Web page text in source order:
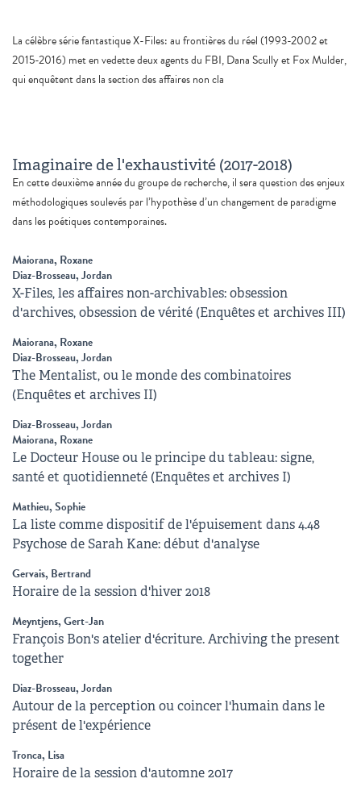
La célèbre série fantastique X-Files: au frontières du réel (1993-2002 et
2015-2016) met en vedette deux agents du FBI, Dana Scully et Fox Mulder,
qui enquêtent dans la section des affaires non cla
Imaginaire de l'exhaustivité (2017-2018)
En cette deuxième année du groupe de recherche, il sera question des enjeux
méthodologiques soulevés par l’hypothèse d’un changement de paradigme
dans les poétiques contemporaines.
Maiorana, Roxane
Diaz-Brosseau, Jordan
X-Files, les affaires non-archivables: obsession
d'archives, obsession de vérité (Enquêtes et archives III)
Maiorana, Roxane
Diaz-Brosseau, Jordan
The Mentalist, ou le monde des combinatoires
(Enquêtes et archives II)
Diaz-Brosseau, Jordan
Maiorana, Roxane
Le Docteur House ou le principe du tableau: signe,
santé et quotidienneté (Enquêtes et archives I)
Mathieu, Sophie
La liste comme dispositif de l'épuisement dans 4.48
Psychose de Sarah Kane: début d'analyse
Gervais, Bertrand
Horaire de la session d'hiver 2018
Meyntjens, Gert-Jan
François Bon's atelier d'écriture. Archiving the present
together
Diaz-Brosseau, Jordan
Autour de la perception ou coincer l'humain dans le
présent de l'expérience
Tronca, Lisa
Horaire de la session d'automne 2017